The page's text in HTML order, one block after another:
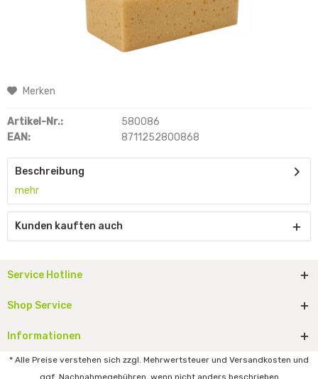
Merken
Artikel-Nr.:
580086
EAN:
8711252800868
Beschreibung
mehr
Kunden kauften auch
Service Hotline
Shop Service
Informationen
* Alle Preise verstehen sich zzgl. Mehrwertsteuer und Versandkosten und
ggf. Nachnahmegebühren, wenn nicht anders beschrieben